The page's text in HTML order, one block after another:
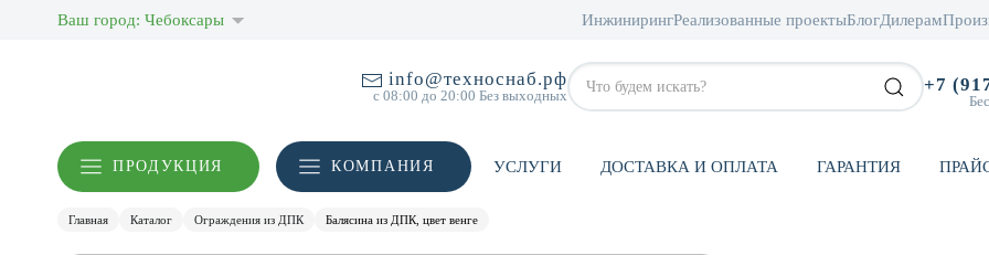
Ваш город: Чебоксары ИнжинирингРеализованные проектыБлогДилерам
info@техноснаб.рф
с 08:00 до 20:00 Без выходных
+7
ПРОДУКЦИЯ КОМПАНИЯ УСЛУГИ ДОСТАВКА И ОПЛАТА ГАРАНТИЯ
Главная Каталог Ограждения из ДПК Балясина из ДПК, цвет венге